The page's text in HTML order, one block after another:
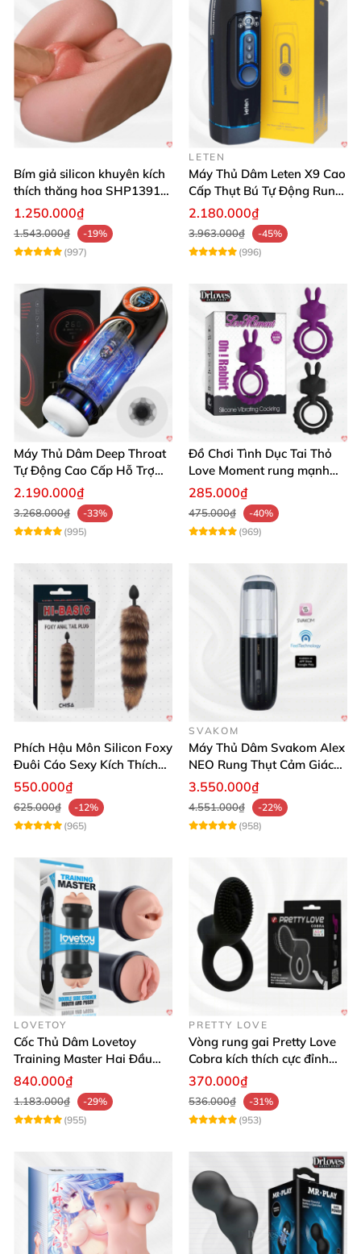
Bím giả silicon khuyên kích
thích thăng hoa SHP1391
ShopHanhPhuc
1.250.000₫
1.543.000₫
-19%
(997)
LETEN
Máy Thủ Dâm Leten X9 Cao
Cấp Thụt Bú Tự Động Rung
Rên
2.180.000₫
3.963.000₫
-45%
(996)
Máy Thủ Dâm Deep Throat
Tự Động Cao Cấp Hỗ Trợ
Gắn Tường
2.190.000₫
3.268.000₫
-33%
(995)
Đồ Chơi Tình Dục Tai Thỏ
Love Moment rung mạnh
mẽ êm ái
285.000₫
475.000₫
-40%
(969)
Phích Hậu Môn Silicon Foxy
Đuôi Cáo Sexy Kích Thích
Đỉnh Cao
550.000₫
625.000₫
-12%
(965)
SVAKOM
Máy Thủ Dâm Svakom Alex
NEO Rung Thụt Cảm Giác
Thật, App Điều Khiển
3.550.000₫
4.551.000₫
-22%
(958)
LOVETOY
Cốc Thủ Dâm Lovetoy
Training Master Hai Đầu
Siêu Thật, Tăng Khoái Cảm
840.000₫
1.183.000₫
-29%
(955)
PRETTY LOVE
Vòng rung gai Pretty Love
Cobra kích thích cực đỉnh
trải nghiệm
370.000₫
536.000₫
-31%
(953)